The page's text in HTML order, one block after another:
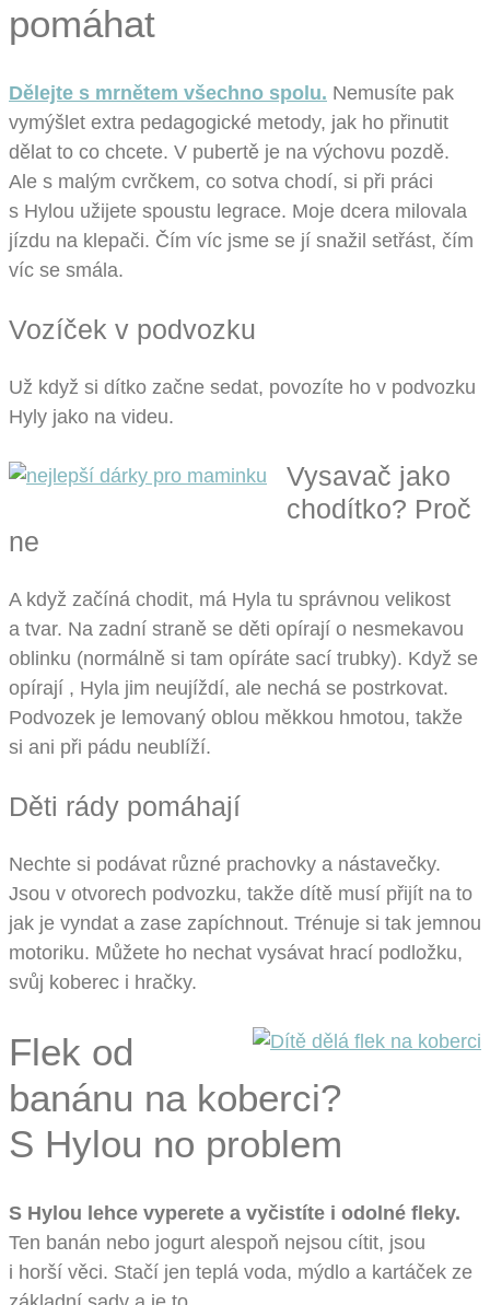
pomáhat
Dělejte s mrnětem všechno spolu. Nemusíte pak
vymýšlet extra pedagogické metody, jak ho přinutit
dělat to co chcete. V pubertě je na výchovu pozdě.
Ale s malým cvrčkem, co sotva chodí, si při práci
s Hylou užijete spoustu legrace. Moje dcera milovala
jízdu na klepači. Čím víc jsme se jí snažil setřást, čím
víc se smála.
Vozíček v podvozku
Už když si dítko začne sedat, povozíte ho v podvozku
Hyly jako na videu.
Vysavač jako
chodítko? Proč
ne
A když začíná chodit, má Hyla tu správnou velikost
a tvar. Na zadní straně se děti opírají o nesmekavou
oblinku (normálně si tam opíráte sací trubky). Když se
opírají , Hyla jim neujíždí, ale nechá se postrkovat.
Podvozek je lemovaný oblou měkkou hmotou, takže
si ani při pádu neublíží.
Děti rády pomáhají
Nechte si podávat různé prachovky a nástavečky.
Jsou v otvorech podvozku, takže dítě musí přijít na to
jak je vyndat a zase zapíchnout. Trénuje si tak jemnou
motoriku. Můžete ho nechat vysávat hrací podložku,
svůj koberec i hračky.
Flek od
banánu na koberci?
S Hylou no problem
S Hylou lehce vyperete a vyčistíte i odolné fleky.
Ten banán nebo jogurt alespoň nejsou cítit, jsou
i horší věci. Stačí jen teplá voda, mýdlo a kartáček ze